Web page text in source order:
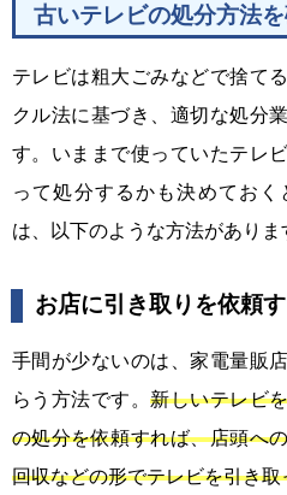
古いテレビの処分方法
テレビは粗大ごみなどで捨て
クル法に基づき、適切な処分
す。いままで使っていたテレ
って処分するかも決めてお
は、以下のような方法がありま
お店に引き取りを依頼
手間が少ないのは、家電量販
らう方法です。新しいテレビ
の処分を依頼すれば、店頭へ
回収などの形でテレビを引き